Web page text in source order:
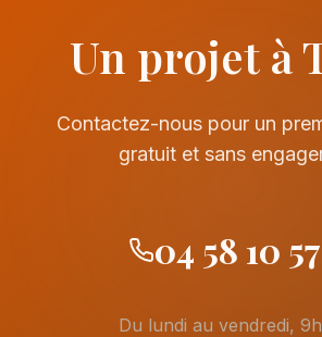
Un projet à
Contactez-nous pour un
gratuit et sans
04 58 10
Du lundi au vendredi,